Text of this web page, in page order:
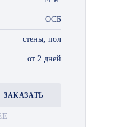
ОСБ
стены, пол
от 2 дней
ЗАКАЗАТЬ